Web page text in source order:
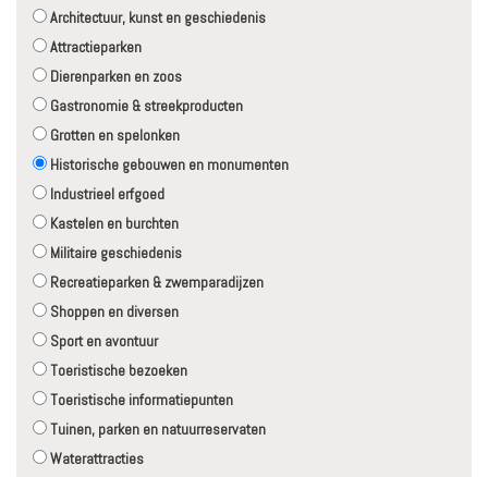
Architectuur, kunst en geschiedenis
Attractieparken
Dierenparken en zoos
Gastronomie & streekproducten
Grotten en spelonken
Historische gebouwen en monumenten
Industrieel erfgoed
Kastelen en burchten
Militaire geschiedenis
Recreatieparken & zwemparadijzen
Shoppen en diversen
Sport en avontuur
Toeristische bezoeken
Toeristische informatiepunten
Tuinen, parken en natuurreservaten
Waterattracties